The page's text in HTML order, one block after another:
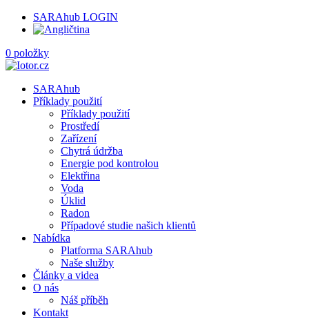
SARAhub LOGIN
0 položky
SARAhub
Příklady použití
Příklady použití
Prostředí
Zařízení
Chytrá údržba
Energie pod kontrolou
Elektřina
Voda
Úklid
Radon
Případové studie našich klientů
Nabídka
Platforma SARAhub
Naše služby
Články a videa
O nás
Náš příběh
Kontakt